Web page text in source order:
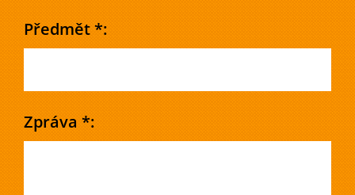
Předmět *:
Zpráva *: